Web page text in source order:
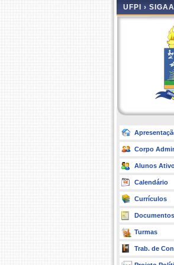
UFPI ›
Corpo
Alunos
Calendário
Currículos
Documentos
Turmas
Trab. de